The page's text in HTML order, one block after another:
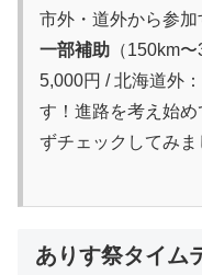
市外・道外から参加
一部補助 （150km
5,000円 / 北海道外
す！進路を考え始
ずチェックしてみま
ありす祭タイム